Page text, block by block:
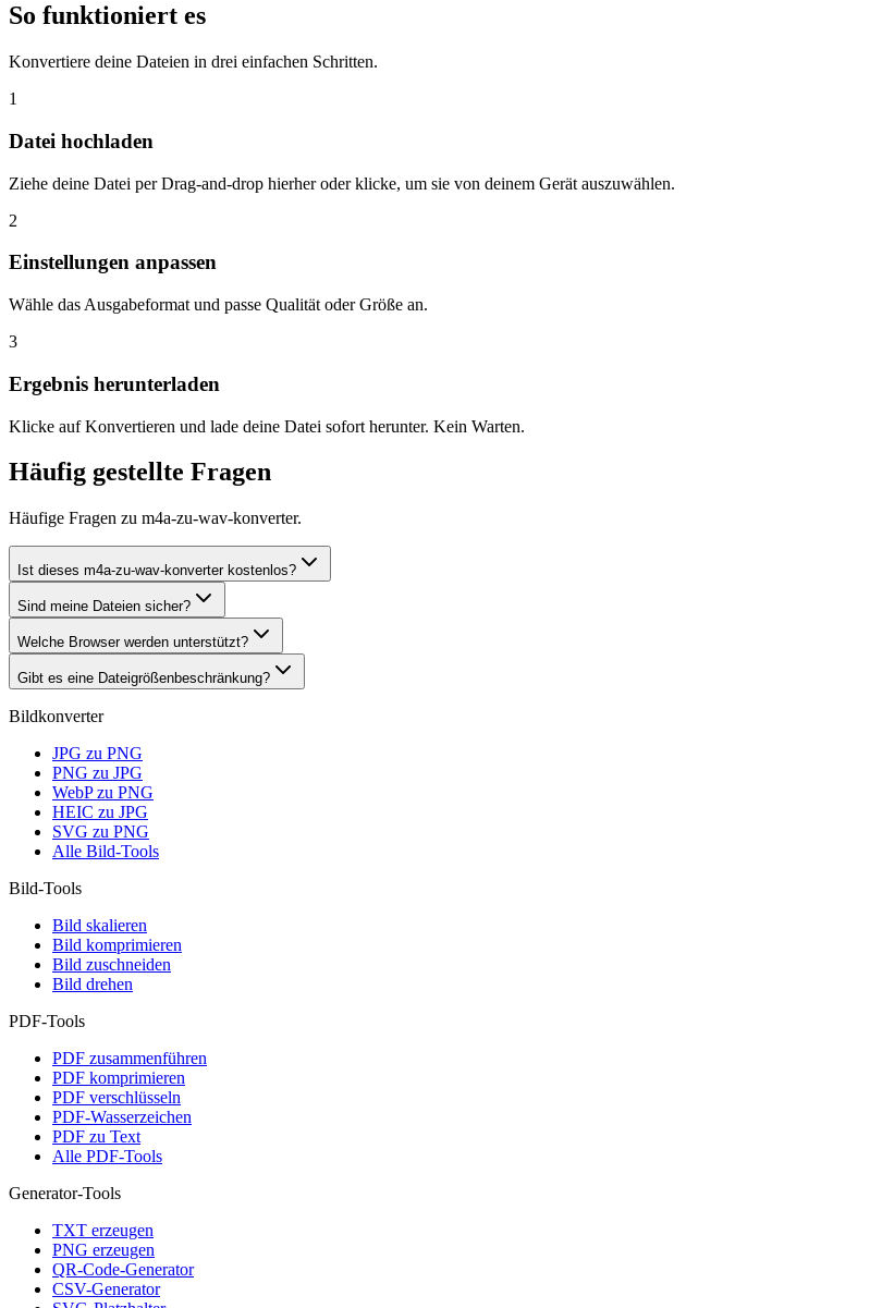
So funktioniert es
Konvertiere deine Dateien in drei einfachen Schritten.
1
Datei hochladen
Ziehe deine Datei per Drag-and-drop hierher oder klicke, um sie von deinem Gerät auszuwählen.
2
Einstellungen anpassen
Wähle das Ausgabeformat und passe Qualität oder Größe an.
3
Ergebnis herunterladen
Klicke auf Konvertieren und lade deine Datei sofort herunter. Kein Warten.
Häufig gestellte Fragen
Häufige Fragen zu m4a-zu-wav-konverter.
Ist dieses m4a-zu-wav-konverter kostenlos?
Sind meine Dateien sicher?
Welche Browser werden unterstützt?
Gibt es eine Dateigrößenbeschränkung?
Bildkonverter
JPG zu PNG
PNG zu JPG
WebP zu PNG
HEIC zu JPG
SVG zu PNG
Alle Bild-Tools
Bild-Tools
Bild skalieren
Bild komprimieren
Bild zuschneiden
Bild drehen
PDF-Tools
PDF zusammenführen
PDF komprimieren
PDF verschlüsseln
PDF-Wasserzeichen
PDF zu Text
Alle PDF-Tools
Generator-Tools
TXT erzeugen
PNG erzeugen
QR-Code-Generator
CSV-Generator